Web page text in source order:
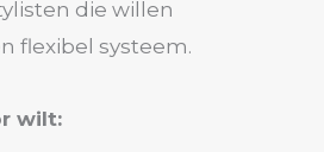
die willen
flexibel systeem.
wilt: